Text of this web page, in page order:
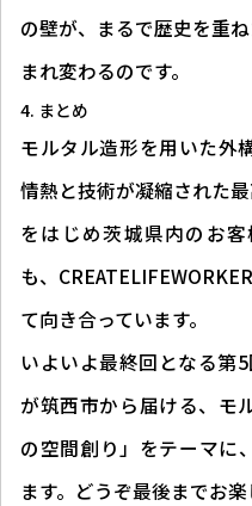
の壁が、まるで歴史を重
まれ変わるのです。
まとめ
モルタル造形を用いた外
情熱と技術が凝縮された
をはじめ茨城県内のお
も、
て向き合っています。
いよいよ最終回となる第5
が筑西市から届ける、モ
の空間創り」をテーマに
ます。どうぞ最後までお楽